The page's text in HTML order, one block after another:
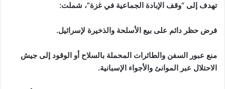
تهدف إلى “وقف الإبادة الجماعية في غزة”، شملت:
فرض حظر دائم على بيع الأسلحة والذخيرة لإسرائيل.
منع عبور السفن والطائرات المحملة بالسلاح أو الوقود إلى جيش
الاحتلال عبر الموانئ والأجواء الإسبانية.